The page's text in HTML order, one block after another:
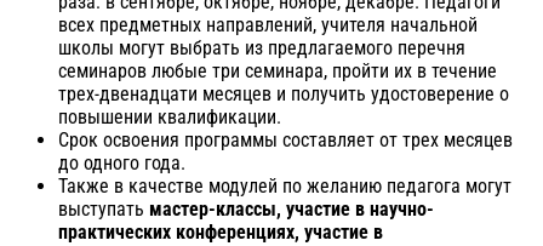
всех предметных направлений, учителя начальной
школы могут выбрать из предлагаемого перечня
семинаров любые три семинара, пройти их в течение
трех-двенадцати месяцев и получить удостоверение о
повышении квалификации.
Срок освоения программы составляет от трех месяцев
до одного года.
Также в качестве модулей по желанию педагога могут
выступать мастер-классы, участие в научно-
практических конференциях, участие в